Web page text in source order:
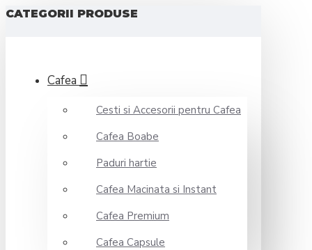
CATEGORII PRODUSE
Cafea
Cesti si Accesorii pentru Cafea
Cafea Boabe
Paduri hartie
Cafea Macinata si Instant
Cafea Premium
Cafea Capsule